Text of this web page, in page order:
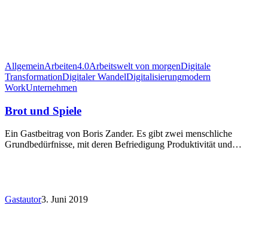
AllgemeinArbeiten4.0Arbeitswelt von morgenDigitale
TransformationDigitaler WandelDigitalisierungmodern
WorkUnternehmen
Brot und Spiele
Ein Gastbeitrag von Boris Zander. Es gibt zwei menschliche
Grundbedürfnisse, mit deren Befriedigung Produktivität und…
Gastautor3. Juni 2019